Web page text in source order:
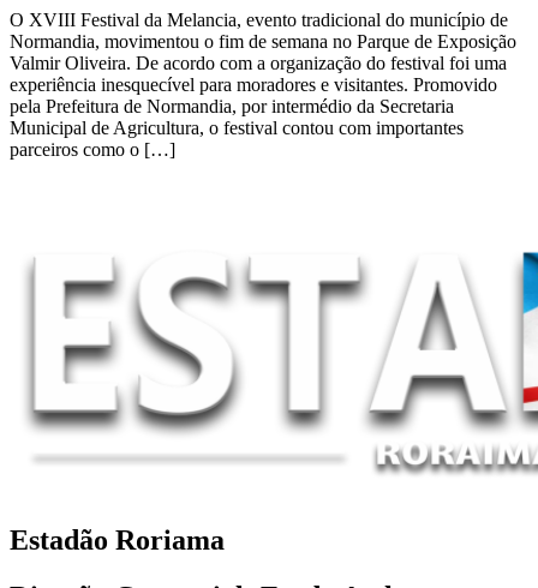
O XVIII Festival da Melancia, evento tradicional do município de
Normandia, movimentou o fim de semana no Parque de Exposição
Valmir Oliveira. De acordo com a organização do festival foi uma
experiência inesquecível para moradores e visitantes. Promovido
pela Prefeitura de Normandia, por intermédio da Secretaria
Municipal de Agricultura, o festival contou com importantes
parceiros como o […]
Estadão Roriama